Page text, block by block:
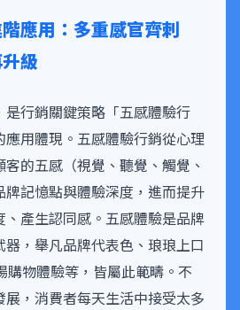
應用：多重感官齊刺
級
行銷關鍵策略「五感體驗行
用體現。五感體驗行銷從心理
的五感（視覺、聽覺、觸覺、
牌記憶點與體驗深度，進而提升
、產生認同感。五感體驗是品牌
，舉凡品牌代表色、琅琅上口
物體驗等，皆屬此範疇。不
，消費者每天生活中接受太多